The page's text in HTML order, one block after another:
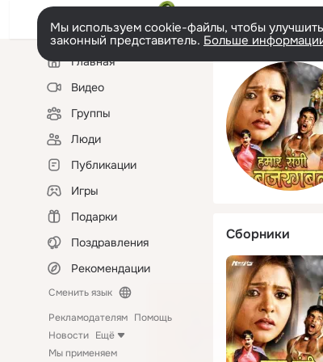
Мы используем cookie-файлы, чтобы
законный представитель. Больше
Левая
колонкаГлавная
Видео
Группы
Люди
Публикации
Игры
Подарки
Поздравления
Рекомендации
Сменить язык
Рекламодателям Помощь
Новости Ещё
Мы применяем
Сборники